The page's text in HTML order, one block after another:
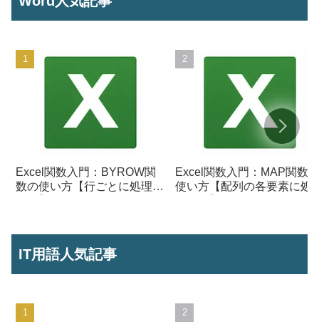
Excel関数入門：BYROW関
数の使い方【行ごとに処理を
Excel関数入門：MAP関数の
使い方【配列の各要素に処
IT用語人気記事